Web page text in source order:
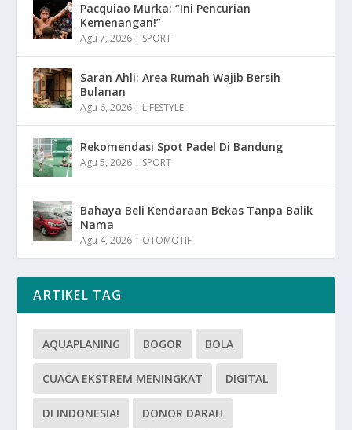
Pacquiao Murka: “Ini Pencurian
Kemenangan!”
Agu 7, 2026 SPORT
Saran Ahli: Area Rumah Wajib Bersih
Bulanan
Agu 6, 2026 LIFESTYLE
Rekomendasi Spot Padel Di Bandung
Agu 5, 2026 SPORT
Bahaya Beli Kendaraan Bekas Tanpa Balik
Nama
Agu 4, 2026 OTOMOTIF
ARTIKEL TAG
AQUAPLANING BOGOR BOLA
CUACA EKSTREM MENINGKAT DIGITAL
DI INDONESIA! DONOR DARAH